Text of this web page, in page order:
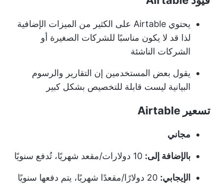
يحتوي Airtable على الكثير من الميزات الإضافية
لذا قد لا يكون مناسبًا للشركات الصغيرة أو
الشركات الناشئة
يقول بعض المستخدمين إن التقارير والرسوم
البيانية ليست قابلة للتخصيص بشكل كبير
تسعير Airtable
مجاني
بالإضافة إلى:
الإيجابي: